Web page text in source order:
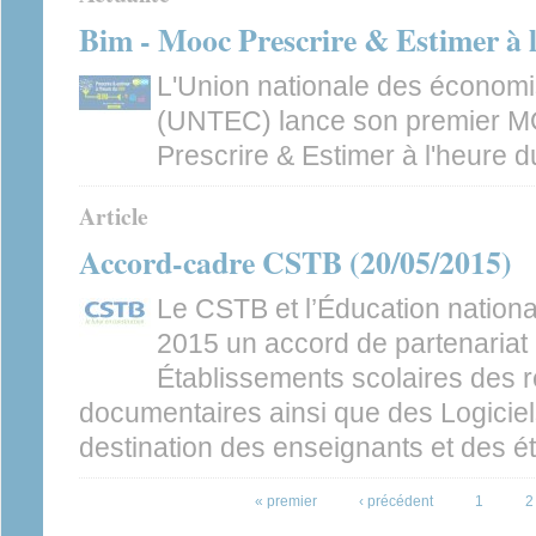
Bim - Mooc Prescrire & Estimer
L'Union nationale des
(UNTEC) lance son premier
Prescrire & Estimer à l'heure
Article
Accord-cadre CSTB (20/05/2015)
Le CSTB et l’Éducation
2015 un accord de
Établissements scolaires des
documentaires ainsi que des
destination des enseignants et des
« premier ‹ précédent 1 2